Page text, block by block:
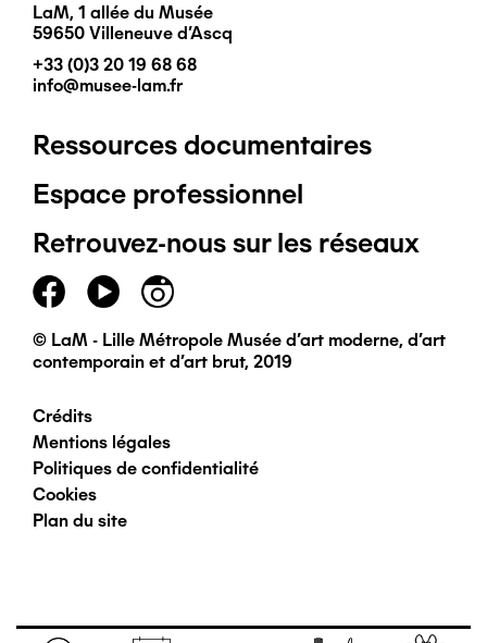
LaM, 1 allée du Musée
59650 Villeneuve d'Ascq
+33 (0)3 20 19 68 68
info@musee-lam.fr
Pied
de
page
principal
Ressources documentaires
Espace professionnel
Retrouvez-nous sur les réseaux
© LaM - Lille Métropole Musée d'art moderne, d'art
contemporain et d'art brut, 2019
Pied
de
page
Crédits
Mentions légales
Politiques de confidentialité
Cookies
Plan du site